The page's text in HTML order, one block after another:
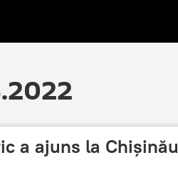
a ajuns la Chișinău